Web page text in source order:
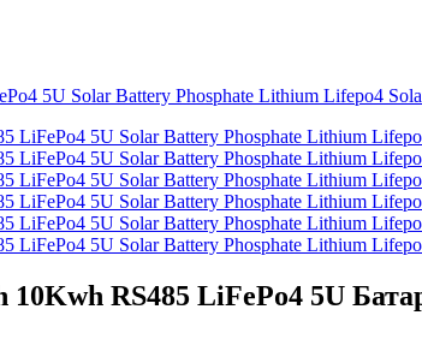
10Kwh RS485 LiFePo4 5U